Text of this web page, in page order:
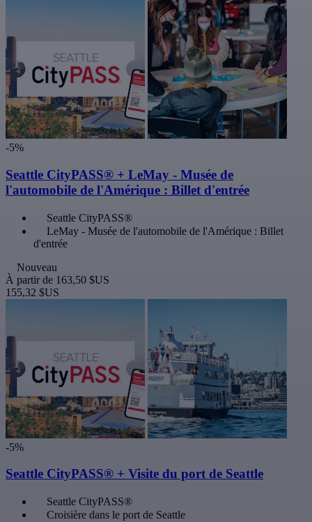
-5%
Seattle CityPASS® + LeMay - Musée de
l'automobile de l'Amérique : Billet d'entrée
Seattle CityPASS®
LeMay - Musée de l'automobile de l'Amérique : Billet
d'entrée
Nouveau
À partir de 163,50 $US
155,32 $US
-5%
Seattle CityPASS® + Visite du port de Seattle
Seattle CityPASS®
Croisière dans le port de Seattle